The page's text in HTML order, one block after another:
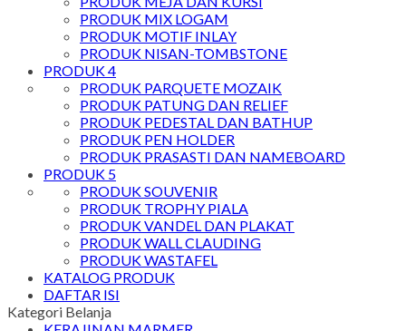
PRODUK MIX LOGAM
PRODUK MOTIF INLAY
PRODUK NISAN-TOMBSTONE
PRODUK 4
PRODUK PARQUETE MOZAIK
PRODUK PATUNG DAN RELIEF
PRODUK PEDESTAL DAN BATHUP
PRODUK PEN HOLDER
PRODUK PRASASTI DAN NAMEBOARD
PRODUK 5
PRODUK SOUVENIR
PRODUK TROPHY PIALA
PRODUK VANDEL DAN PLAKAT
PRODUK WALL CLAUDING
PRODUK WASTAFEL
KATALOG PRODUK
DAFTAR ISI
Kategori Belanja